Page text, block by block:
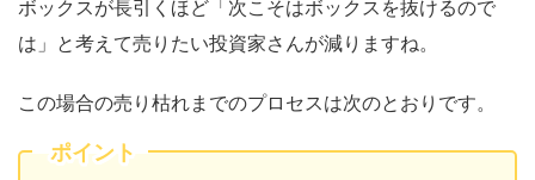
ボックスが長引くほど「次こそはボックスを抜けるので
は」と考えて売りたい投資家さんが減りますね。
この場合の売り枯れまでのプロセスは次のとおりです。
ポイント